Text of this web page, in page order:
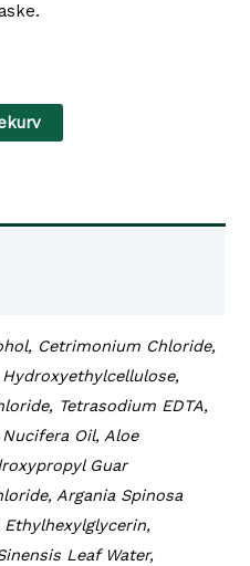
Cetrimonium Chloride,
Tetrasodium EDTA,
Oil, Aloe
Guar
Argania Spinosa
Ethylhexylglycerin,
Leaf Water,